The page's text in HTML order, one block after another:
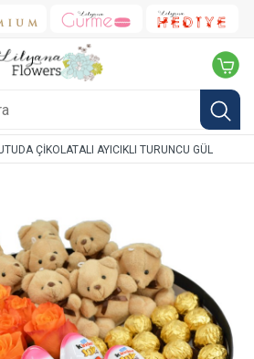
ÇIKOLATALI AYICIKLI TURUNCU GÜL